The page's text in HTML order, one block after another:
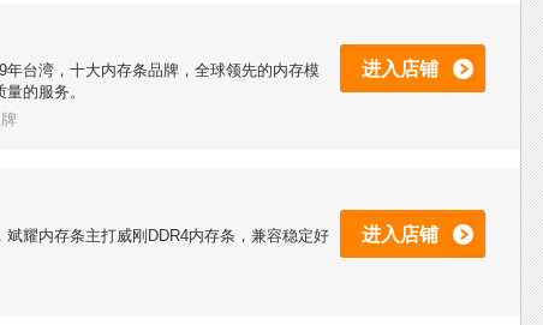
台湾，十大内存条品牌，全球领先的内存模
的服务。
进入店铺
耀内存条主打威刚DDR4内存条，兼容稳定好
进入店铺